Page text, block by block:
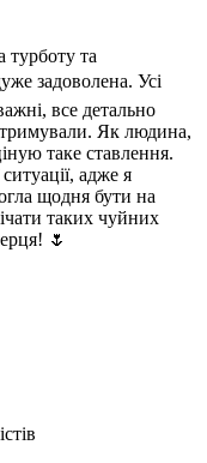
та
задоволена. Усі
все детально
Як людина,
таке ставлення.
адже я
щодня бути на
таких чуйних
🌷